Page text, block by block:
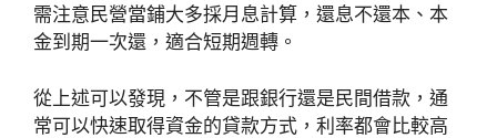
需注意民營當鋪大多採月息計算，還息不還本、本
金到期一次還，適合短期週轉。
從上述可以發現，不管是跟銀行還是民間借款，通
常可以快速取得資金的貸款方式，利率都會比較高